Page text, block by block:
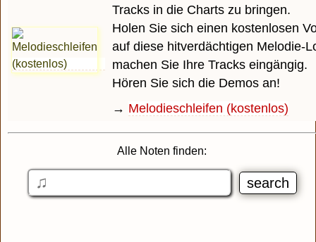
Tracks in die Charts zu bringen.
Holen Sie sich einen kostenlosen
auf diese hitverdächtigen Melodie-
machen Sie Ihre Tracks eingängig.
Hören Sie sich die Demos an!
→ Melodieschleifen (kostenlos)
Alle Noten finden: